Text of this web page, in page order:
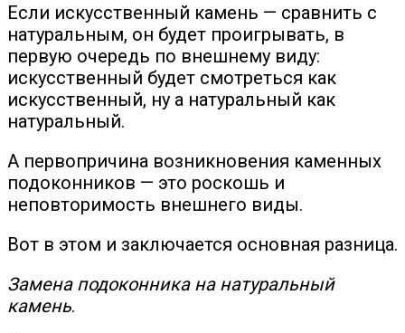
Если искусственный камень — сравнить с
натуральным, он будет проигрывать, в
первую очередь по внешнему виду:
искусственный будет смотреться как
искусственный, ну а натуральный как
натуральный.
А первопричина возникновения каменных
подоконников — это роскошь и
неповторимость внешнего виды.
Вот в этом и заключается основная разница.
Замена подоконника на натуральный
камень.